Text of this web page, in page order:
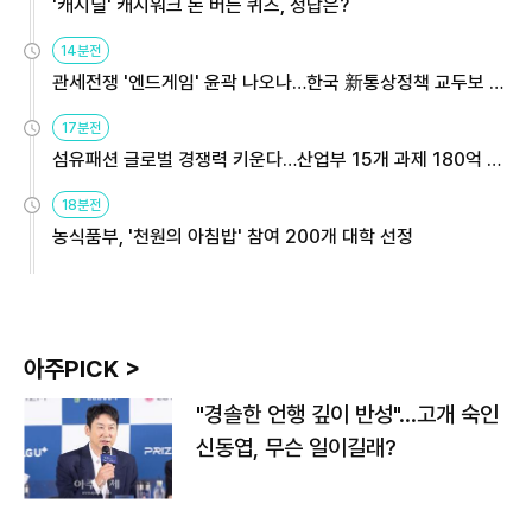
'캐시딜' 캐시워크 돈 버는 퀴즈, 정답은?
14분전
관세전쟁 '엔드게임' 윤곽 나오나…한국 新통상정책 교두보 활
17분전
섬유패션 글로벌 경쟁력 키운다…산업부 15개 과제 180억 지
18분전
농식품부, '천원의 아침밥' 참여 200개 대학 선정
아주PICK >
"경솔한 언행 깊이 반성"…고개 숙인
신동엽, 무슨 일이길래?